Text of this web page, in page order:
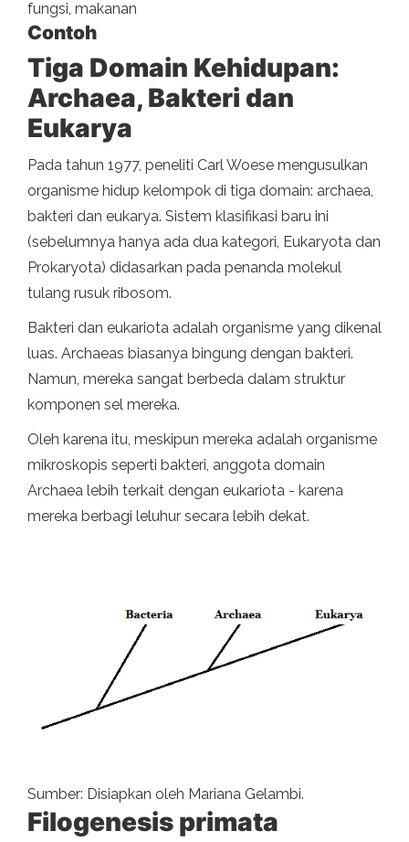
fungsi, makanan
Contoh
Tiga Domain Kehidupan:
Archaea, Bakteri dan
Eukarya
Pada tahun 1977, peneliti Carl Woese mengusulkan
organisme hidup kelompok di tiga domain: archaea,
bakteri dan eukarya. Sistem klasifikasi baru ini
(sebelumnya hanya ada dua kategori, Eukaryota dan
Prokaryota) didasarkan pada penanda molekul
tulang rusuk ribosom.
Bakteri dan eukariota adalah organisme yang dikenal
luas. Archaeas biasanya bingung dengan bakteri.
Namun, mereka sangat berbeda dalam struktur
komponen sel mereka.
Oleh karena itu, meskipun mereka adalah organisme
mikroskopis seperti bakteri, anggota domain
Archaea lebih terkait dengan eukariota - karena
mereka berbagi leluhur secara lebih dekat.
Sumber: Disiapkan oleh Mariana Gelambi.
Filogenesis primata